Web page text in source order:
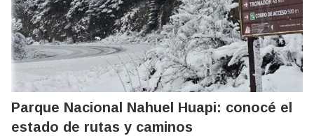
Parque Nacional Nahuel Huapi: conocé el
estado de rutas y caminos